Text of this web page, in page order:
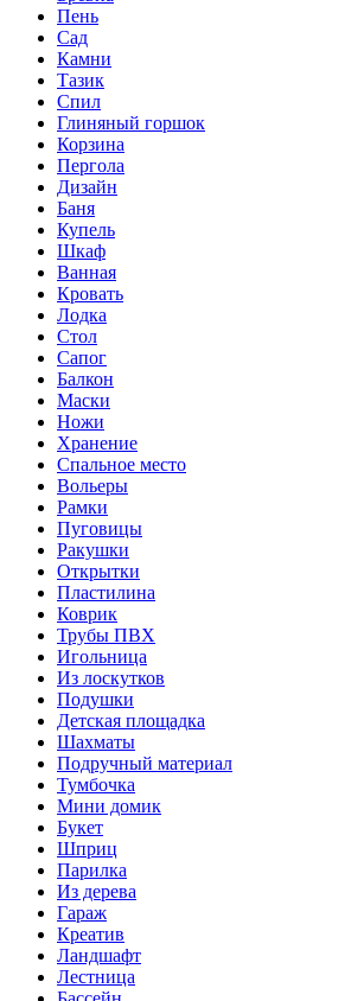
Пень
Сад
Камни
Тазик
Спил
Глиняный горшок
Корзина
Пергола
Дизайн
Баня
Купель
Шкаф
Ванная
Кровать
Лодка
Стол
Сапог
Балкон
Маски
Ножи
Хранение
Спальное место
Вольеры
Рамки
Пуговицы
Ракушки
Открытки
Пластилина
Коврик
Трубы ПВХ
Игольница
Из лоскутков
Подушки
Детская площадка
Шахматы
Подручный материал
Тумбочка
Мини домик
Букет
Шприц
Парилка
Из дерева
Гараж
Креатив
Ландшафт
Лестница